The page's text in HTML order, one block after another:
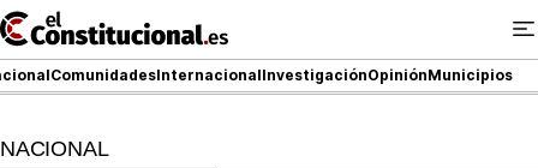
Ir
al
contenido
ComunidadesInternacionalInvestigaciónOpiniónMunicipios
NACIONAL